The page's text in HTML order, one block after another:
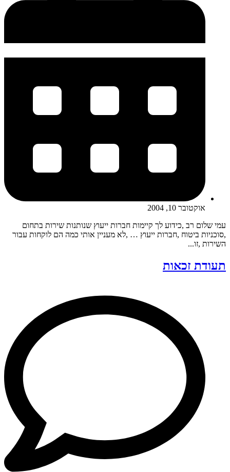
אוקטובר 10, 2004
עמי שלום רב ,כידוע לך קיימות חברות ייעוץ שנותנות שירות בתחום
,סוכניות ביטוח ,חברות ייעוץ … ,לא מעניין אותי כמה הם לוקחות עבור
השירות ,זו...
תעודת זכאות